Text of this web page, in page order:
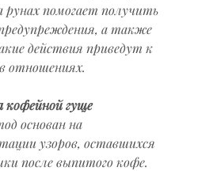
рунах помогает получить
а также
действия приведут к
отношениях.
кофейной гуще
основан на
узоров, оставшихся
после выпитого кофе.